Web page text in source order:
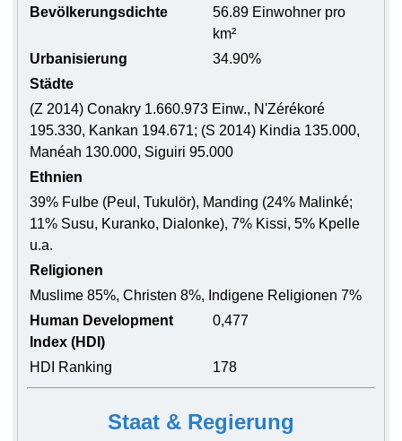
Bevölkerungsdichte
56.89 Einwohner pro
km²
Urbanisierung
34.90%
Städte
(Z 2014) Conakry 1.660.973 Einw., N'Zérékoré
195.330, Kankan 194.671; (S 2014) Kindia 135.000,
Manéah 130.000, Siguiri 95.000
Ethnien
39% Fulbe (Peul, Tukulör), Manding (24% Malinké;
11% Susu, Kuranko, Dialonke), 7% Kissi, 5% Kpelle
u.a.
Religionen
Muslime 85%, Christen 8%, Indigene Religionen 7%
Human Development
Index (HDI)
0,477
HDI Ranking 178
Staat & Regierung